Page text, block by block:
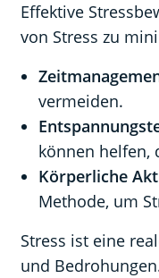
Effektive
von Stress zu
vermeiden.
können helfen,
Körperliche
Methode, um
Stress ist eine
und